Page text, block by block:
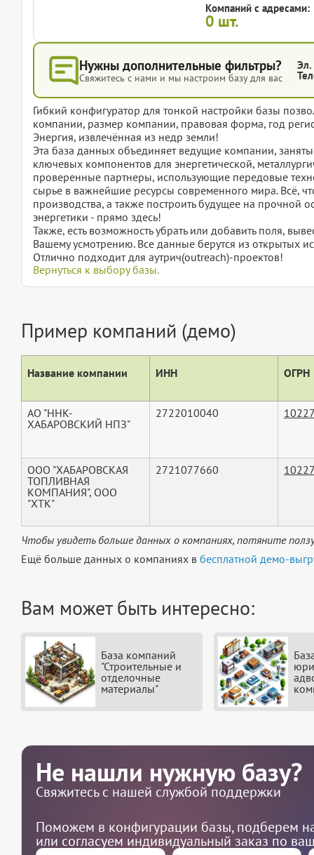
Компаний с адресами:
0 шт.
Нужны дополнительные фильтры?
Свяжитесь с нами и мы настроим базу для вас
Эл.
Гибкий конфигуратор для тонкой настройки базы
компании, размер компании, правовая форма, год
Энергия, извлечённая из недр земли!
Эта база данных объединяет ведущие компании,
ключевых компонентов для энергетической,
проверенные партнеры, использующие передовые
сырье в важнейшие ресурсы современного мира. Всё,
производства, а также построить будущее на
энергетики - прямо здесь!
Также, есть возможность убрать или добавить поля,
Вашему усмотрению. Все данные берутся из открытых
Отлично подходит для аутрич(outreach)-проектов!
Вернуться к выбору базы.
Пример компаний (демо)
Название компании ИНН ОГРН
АО "ННК-
ХАБАРОВСКИЙ НПЗ"
2722010040
ООО "ХАБАРОВСКАЯ
ТОПЛИВНАЯ
КОМПАНИЯ", ООО
"ХТК"
2721077660
Чтобы увидеть больше данных о компаниях, потяните
Ещё больше данных о компаниях в бесплатной демо-
Вам может быть интересно:
База компаний
"Строительные и
отделочные
материалы"
Не нашли нужную базу?
Свяжитесь с нашей службой поддержки
Поможем в конфигурации базы, подберем
или согласуем индивидуальный заказ по